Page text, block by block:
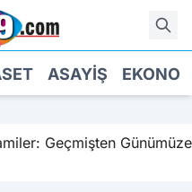
ASAYIŞ
Geçmişten Günümüze